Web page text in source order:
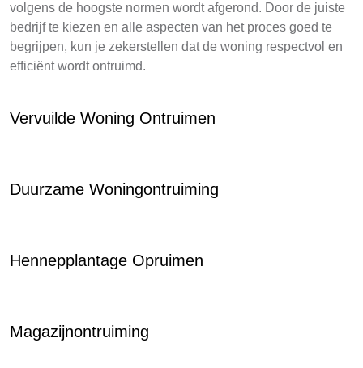
volgens de hoogste normen wordt afgerond. Door de juiste
bedrijf te kiezen en alle aspecten van het proces goed te
begrijpen, kun je zekerstellen dat de woning respectvol en
efficiënt wordt ontruimd.
Vervuilde Woning Ontruimen
Duurzame Woningontruiming
Hennepplantage Opruimen
Magazijnontruiming